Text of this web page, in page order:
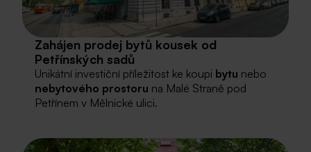
Zahájen prodej bytů kousek od
Petřínských sadů
Unikátní investiční příležitost ke koupi bytu nebo
nebytového prostoru na Malé Straně pod
Petřínem v Mělnické ulici.